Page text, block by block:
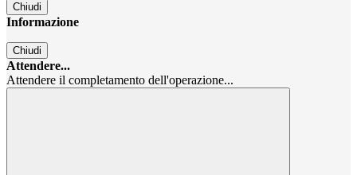
Chiudi
Informazione
Chiudi
Attendere...
Attendere il completamento dell'operazione...